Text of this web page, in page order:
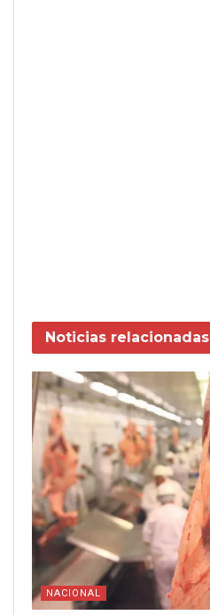
Noticias relacionadas
NACIONAL